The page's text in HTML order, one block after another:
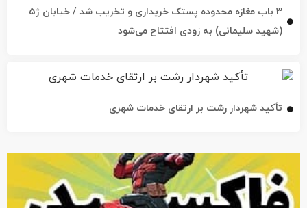
۳ باب مغازه محدوده پستک خریداری و تخریب شد / خیابان ژ۵
(شهید سلیمانی) به زودی افتتاح می‌شود
تأکید شهردار رشت بر ارتقای خدمات شهری